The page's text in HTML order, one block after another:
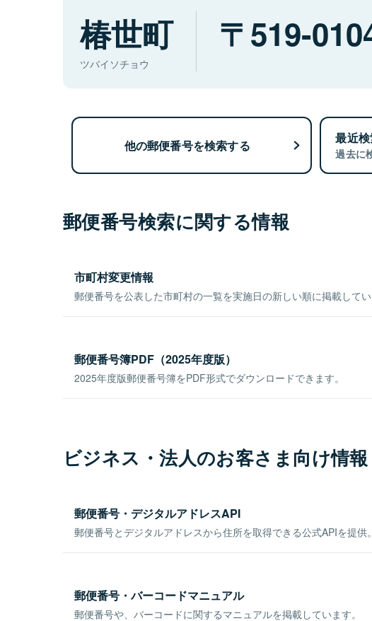
椿世町
ツバイソチョウ
519-
他の郵便番号を検索する 最近
過去に
郵便番号検索に関する情報
市町村変更情報
郵便番号を公表した市町村の一覧を実施日の新しい順に掲載してい
郵便番号簿PDF（2025年度版）
2025年度版郵便番号簿をPDF形式でダウンロードできます。
ビジネス・法人のお客さま向け情報
郵便番号・デジタルアドレスAPI
郵便番号とデジタルアドレスから住所を取得できる公式APIを提供。
郵便番号・バーコードマニュアル
郵便番号や、バーコードに関するマニュアルを掲載しています。